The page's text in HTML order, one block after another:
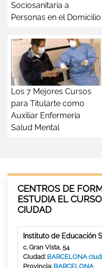
Sociosanitaria a
Personas en el Domicilio
Los 7 Mejores Cursos
para Titularte como
Auxiliar Enfermería
Salud Mental
CENTROS DE
ESTUDIA EL
CIUDAD
Instituto de Educación
c. Gran Vista, 54
Ciudad: BARCELONA
Provincia: BARCELONA